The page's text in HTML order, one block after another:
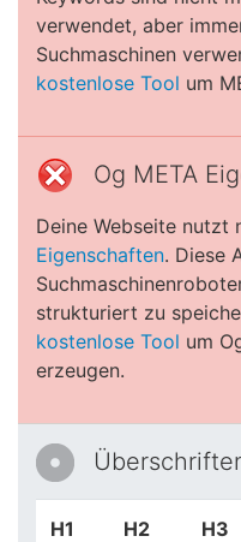
verwendet, aber
Suchmaschinen
kostenlose Tool um
Og META
Deine Webseite nutzt
Eigenschaften. Diese
strukturiert zu
kostenlose Tool um
erzeugen.
H1 H2 H3